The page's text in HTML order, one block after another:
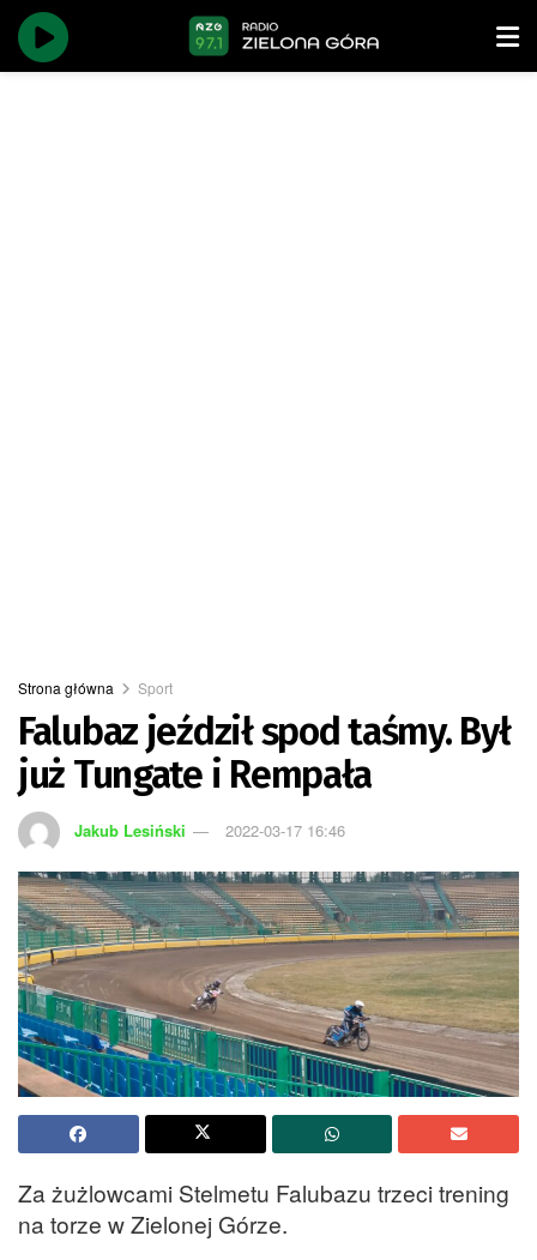
Strona główna Sport
Falubaz jeździł spod taśmy. Był
już Tungate i Rempała
Jakub Lesiński 2022-03-17 16:46
Za żużlowcami Stelmetu Falubazu trzeci trening
na torze w Zielonej Górze.